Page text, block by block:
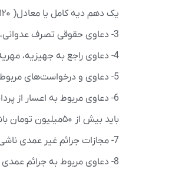
یک دهم دیه کامل یا معادل( ۱۲۰ میلیون تومان) آن باشد.
3- دعاوی حقوقی تصرف عدوانی، مزاحمت و ممانعت از حق
4- دعاوی راجع به جهیزیه، مهریه و نفقه بیش از ۵۰ میلیون تومان
5- دعاوی و درخواست‌های مربوط به تخلیه عین مستأجره و تعدیل اجاره‌ بها
6- دعاوی مربوط به اعسار از
باید بیش از ۵۰میلیون تومان باشد.
7- مجازات جرائم غیر عمدی ناشی از کار یا تصادفات رانندگی درصورتی‌که مجازات قانونی آن درجه شش یا بیشتر باشد.
8- دعاوی مربوط به جرائم عمدی تعزیری که مجازات قانونی آن‌ها حبس درجه هفت باشد.